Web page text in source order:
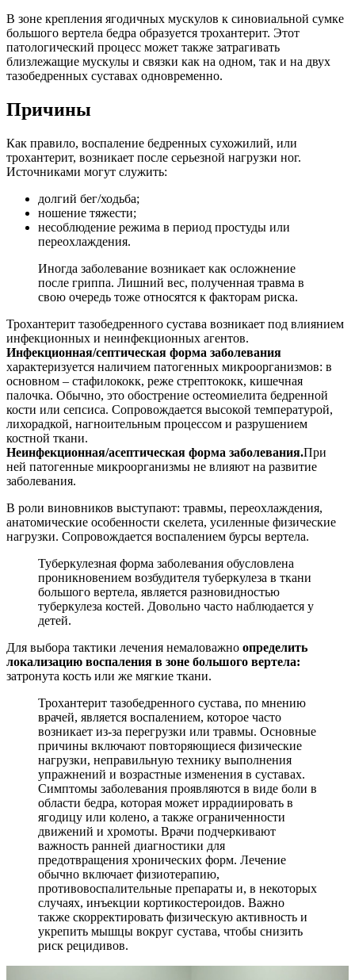
В зоне крепления ягодичных мускулов к синовиальной сумке
большого вертела бедра образуется трохантерит. Этот
патологический процесс может также затрагивать
близлежащие мускулы и связки как на одном, так и на двух
тазобедренных суставах одновременно.
Причины
Как правило, воспаление бедренных сухожилий, или
трохантерит, возникает после серьезной нагрузки ног.
Источниками могут служить:
долгий бег/ходьба;
ношение тяжести;
несоблюдение режима в период простуды или
переохлаждения.
Иногда заболевание возникает как осложнение
после гриппа. Лишний вес, полученная травма в
свою очередь тоже относятся к факторам риска.
Трохантерит тазобедренного сустава возникает под влиянием
инфекционных и неинфекционных агентов.
Инфекционная/септическая форма заболевания
характеризуется наличием патогенных микроорганизмов: в
основном – стафилококк, реже стрептококк, кишечная
палочка. Обычно, это обострение остеомиелита бедренной
кости или сепсиса. Сопровождается высокой температурой,
лихорадкой, нагноительным процессом и разрушением
костной ткани.
Неинфекционная/асептическая форма заболевания.При
ней патогенные микроорганизмы не влияют на развитие
заболевания.
В роли виновников выступают: травмы, переохлаждения,
анатомические особенности скелета, усиленные физические
нагрузки. Сопровождается воспалением бурсы вертела.
Туберкулезная форма заболевания обусловлена
проникновением возбудителя туберкулеза в ткани
большого вертела, является разновидностью
туберкулеза костей. Довольно часто наблюдается у
детей.
Для выбора тактики лечения немаловажно определить
локализацию воспаления в зоне большого вертела:
затронута кость или же мягкие ткани.
Трохантерит тазобедренного сустава, по мнению
врачей, является воспалением, которое часто
возникает из-за перегрузки или травмы. Основные
причины включают повторяющиеся физические
нагрузки, неправильную технику выполнения
упражнений и возрастные изменения в суставах.
Симптомы заболевания проявляются в виде боли в
области бедра, которая может иррадиировать в
ягодицу или колено, а также ограниченности
движений и хромоты. Врачи подчеркивают
важность ранней диагностики для
предотвращения хронических форм. Лечение
обычно включает физиотерапию,
противовоспалительные препараты и, в некоторых
случаях, инъекции кортикостероидов. Важно
также скорректировать физическую активность и
укрепить мышцы вокруг сустава, чтобы снизить
риск рецидивов.